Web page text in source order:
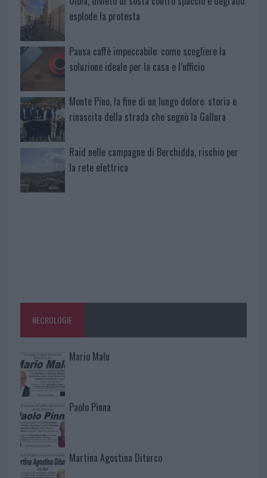
esplode la protesta
Pausa caffè impeccabile: come scegliere la
soluzione ideale per la casa e l’ufficio
Monte Pino, la fine di un lungo dolore: storia e
rinascita della strada che segnò la Gallura
Raid nelle campagne di Berchidda, rischio per
la rete elettrica
NECROLOGIE
Mario Malu
Paolo Pinna
Martina Agostina Diturco